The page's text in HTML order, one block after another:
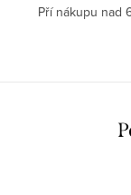
Pří nákupu nad